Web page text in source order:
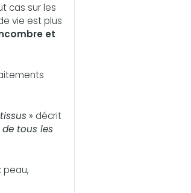
cas sur les
vie est plus
et
» décrit
tous les
: peau,